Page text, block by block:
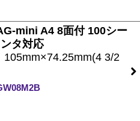
mini A4 8面付 100シー
タ対応
105mm×74.25mm(4 3/2